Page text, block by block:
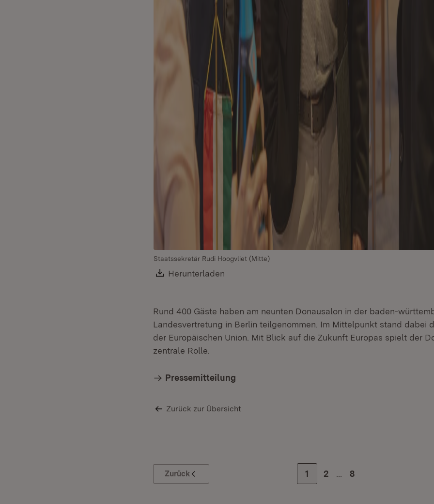
Staatssekretär Rudi Hoogvliet (Mitte)
Download:
Herunterladen
Rund 400 Gäste haben am neunten Donausalon in der baden-
Landesvertretung in Berlin teilgenommen. Im Mittelpunkt stand dabei
der Europäischen Union. Mit Blick auf die Zukunft Europas spielt der
zentrale Rolle.
Pressemitteilung
Zurück zur Übersicht
Zurück Zur Seite
1 Zur Seite
2 Zur letzten Seite
8